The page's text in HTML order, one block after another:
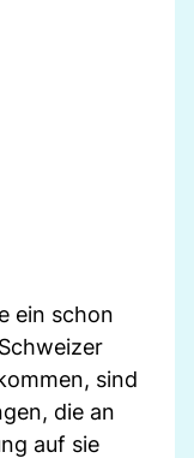
ein schon
sind
die an
auf sie